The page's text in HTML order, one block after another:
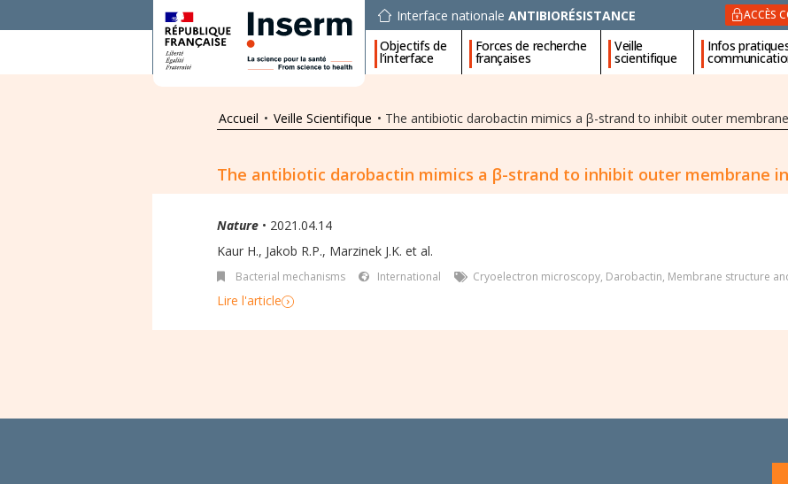
Interface nationale ANTIBIORÉSISTANCE ACCÈS
Objectifs de
l’interface
Forces de recherche
françaises
Veille
scientifique
Infos
Accueil • Veille Scientifique • The antibiotic darobactin mimics a β-strand to inhibit outer
The antibiotic darobactin mimics a β-strand to inhibit outer membrane
Nature • 2021.04.14
Kaur H., Jakob R.P., Marzinek J.K. et al.
Bacterial mechanisms International Cryoelectron microscopy, Darobactin, Membrane structure
Lire l'article